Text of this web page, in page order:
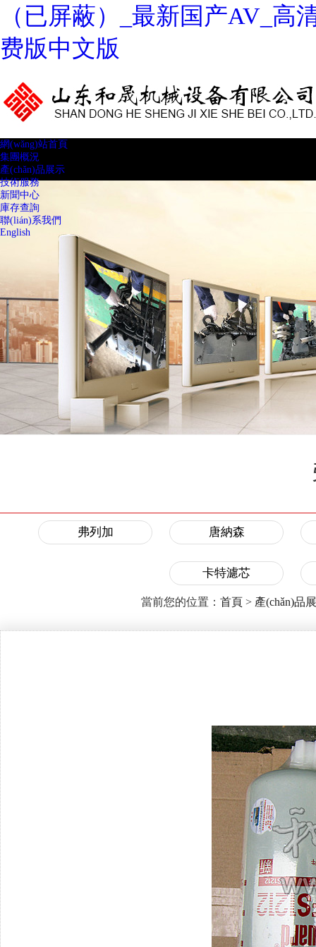
（已屏蔽）_最新国产AV_高
费版中文版
網(wǎng)站首頁
集團概況
產(chǎn)品展示
技術服務
新聞中心
庫存查詢
聯(lián)系我們
English
弗列加 唐納森
卡特濾芯
當前您的位置： 首頁 > 產(chǎn)品